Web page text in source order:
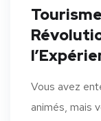
Vous avez
animés, mais